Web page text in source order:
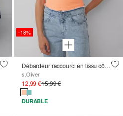
-18%
Débardeur raccourci en tissu côtelé à découpes
s.Oliver
12,99 €15,99 €
DURABLE